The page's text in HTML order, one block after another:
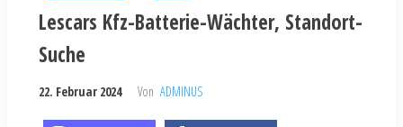
Lescars Kfz-Batterie-Wächter, Standort-
Suche
22. Februar 2024 Von ADMINUS